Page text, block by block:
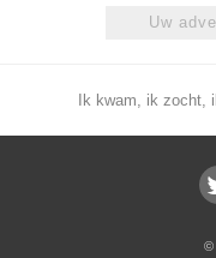
Uw
Ik kwam, ik zocht,
©